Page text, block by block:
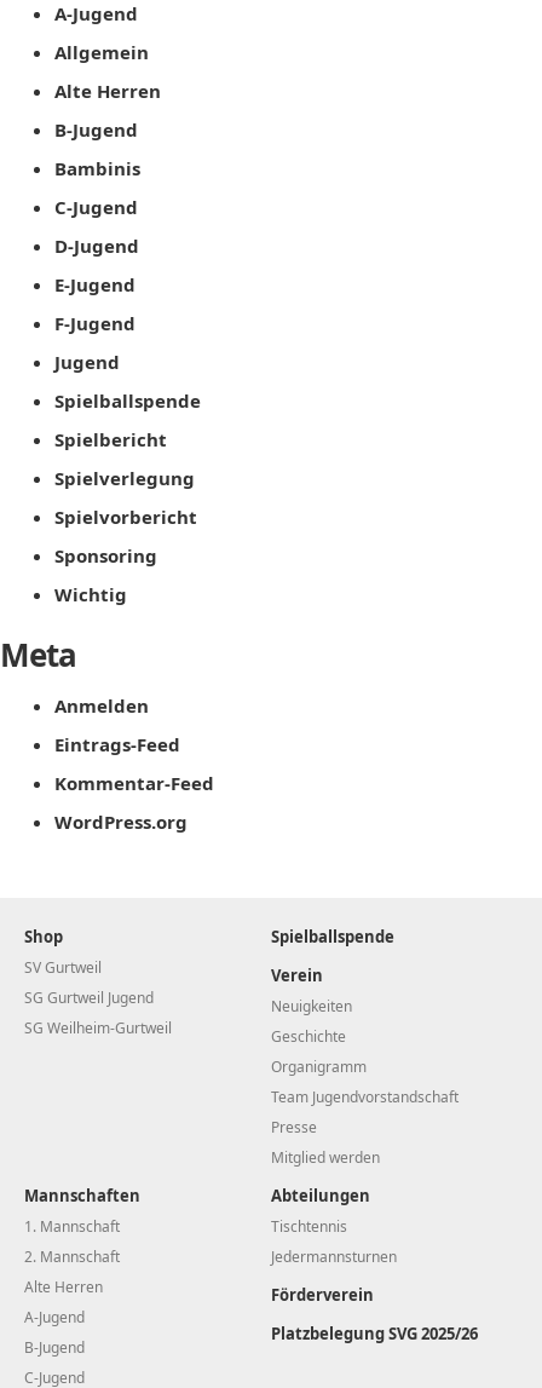
A-Jugend
Allgemein
Alte Herren
B-Jugend
Bambinis
C-Jugend
D-Jugend
E-Jugend
F-Jugend
Jugend
Spielballspende
Spielbericht
Spielverlegung
Spielvorbericht
Sponsoring
Wichtig
Meta
Anmelden
Eintrags-Feed
Kommentar-Feed
WordPress.org
Shop
SV Gurtweil
SG Gurtweil Jugend
SG Weilheim-Gurtweil
Spielballspende
Verein
Neuigkeiten
Geschichte
Organigramm
Team Jugendvorstandschaft
Presse
Mitglied werden
Mannschaften
1. Mannschaft
2. Mannschaft
Alte Herren
A-Jugend
B-Jugend
C-Jugend
Abteilungen
Tischtennis
Jedermannsturnen
Förderverein
Platzbelegung SVG 2025/26